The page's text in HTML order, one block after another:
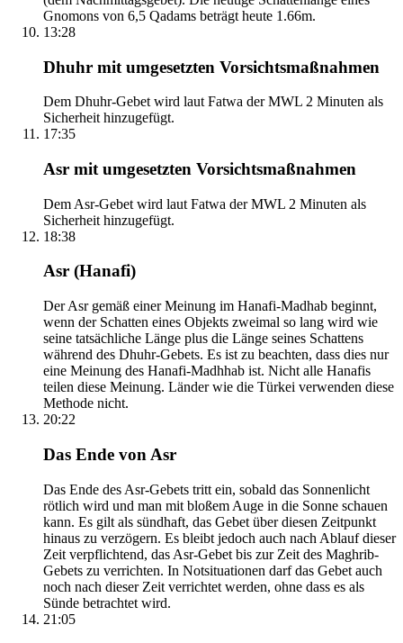
Gnomons von 6,5 Qadams beträgt heute 1.66m.
13:28
Dhuhr mit umgesetzten Vorsichtsmaßnahmen
Dem Dhuhr-Gebet wird laut Fatwa der MWL 2 Minuten als
Sicherheit hinzugefügt.
17:35
Asr mit umgesetzten Vorsichtsmaßnahmen
Dem Asr-Gebet wird laut Fatwa der MWL 2 Minuten als
Sicherheit hinzugefügt.
18:38
Asr (Hanafi)
Der Asr gemäß einer Meinung im Hanafi-Madhab beginnt,
wenn der Schatten eines Objekts zweimal so lang wird wie
seine tatsächliche Länge plus die Länge seines Schattens
während des Dhuhr-Gebets. Es ist zu beachten, dass dies nur
eine Meinung des Hanafi-Madhhab ist. Nicht alle Hanafis
teilen diese Meinung. Länder wie die Türkei verwenden diese
Methode nicht.
20:22
Das Ende von Asr
Das Ende des Asr-Gebets tritt ein, sobald das Sonnenlicht
rötlich wird und man mit bloßem Auge in die Sonne schauen
kann. Es gilt als sündhaft, das Gebet über diesen Zeitpunkt
hinaus zu verzögern. Es bleibt jedoch auch nach Ablauf dieser
Zeit verpflichtend, das Asr-Gebet bis zur Zeit des Maghrib-
Gebets zu verrichten. In Notsituationen darf das Gebet auch
noch nach dieser Zeit verrichtet werden, ohne dass es als
Sünde betrachtet wird.
21:05